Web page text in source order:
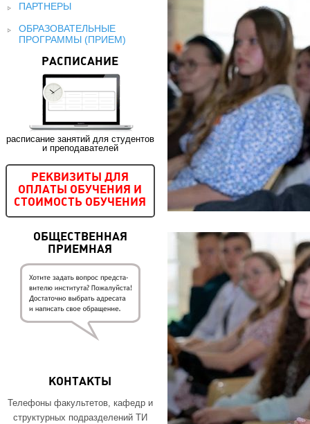
ПАРТНЕРЫ
ОБРАЗОВАТЕЛЬНЫЕ
ПРОГРАММЫ (ПРИЕМ)
РАСПИСАНИЕ
расписание занятий для студентов
и преподавателей
РЕКВИЗИТЫ ДЛЯ
ОПЛАТЫ ОБУЧЕНИЯ И
СТОИМОСТЬ ОБУЧЕНИЯ
ОБЩЕСТВЕННАЯ
ПРИЕМНАЯ
КОНТАКТЫ
Телефоны факультетов, кафедр и
структурных подразделений ТИ